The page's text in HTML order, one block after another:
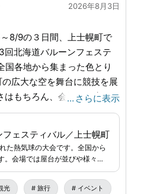
2026年8月3日
北海道バルーンフェステ
広大な空を舞台に競技を展
係留体験搭乗（有料）をは
ケ」のスペシャルライブな
、地元グルメを堪能できる
力的なプログラムを多数ご
の詳細や
… さらに表示
フェスティバル／上士幌町
た熱気球の大会です。全国から
。会場では屋台が並びや様々な
味わえます。
光 旅行 イベント